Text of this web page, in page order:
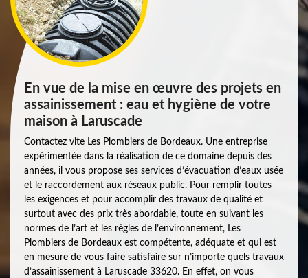
En vue de la mise en œuvre des projets en
assainissement : eau et hygiène de votre
maison à Laruscade
Contactez vite Les Plombiers de Bordeaux. Une entreprise
expérimentée dans la réalisation de ce domaine depuis des
années, il vous propose ses services d’évacuation d’eaux usée
et le raccordement aux réseaux public. Pour remplir toutes
les exigences et pour accomplir des travaux de qualité et
surtout avec des prix très abordable, toute en suivant les
normes de l’art et les règles de l’environnement, Les
Plombiers de Bordeaux est compétente, adéquate et qui est
en mesure de vous faire satisfaire sur n’importe quels travaux
d’assainissement à Laruscade 33620. En effet, on vous